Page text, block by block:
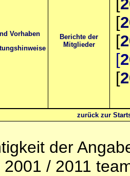
Vorhaben
Berichte der
Mitglieder
[
[
[
[
[
zurück zur
der
/ 2011